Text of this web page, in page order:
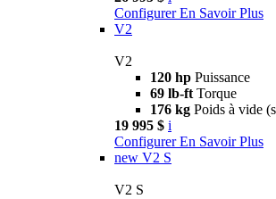
Configurer En Savoir Plus
V2
V2
120 hp Puissance
69 lb-ft Torque
176 kg Poids à vide
19 995 $ i
Configurer En Savoir Plus
new V2 S
V2 S